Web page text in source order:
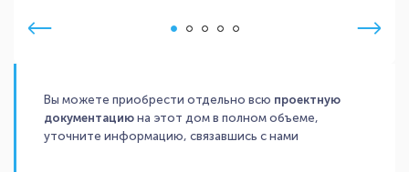
Вы можете приобрести отдельно всю проектную
документацию на этот дом в полном объеме,
уточните информацию, связавшись с нами